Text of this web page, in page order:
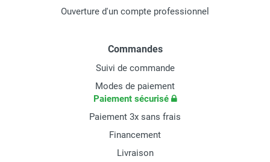
Ouverture d'un compte professionnel
Commandes
Suivi de commande
Modes de paiement
Paiement sécurisé
Paiement 3x sans frais
Financement
Livraison